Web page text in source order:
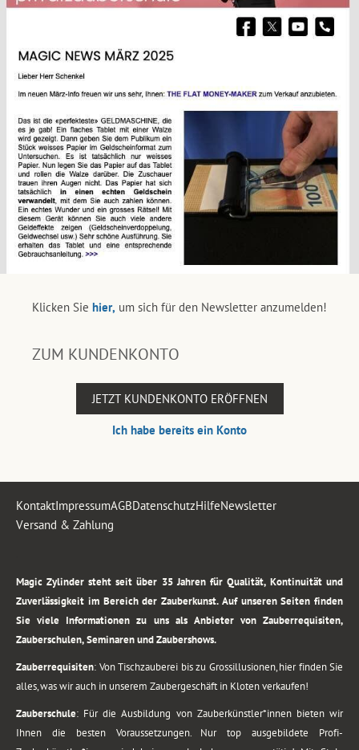
Klicken Sie hier, um sich für den Newsletter anzumelden!
ZUM KUNDENKONTO
JETZT KUNDENKONTO ERÖFFNEN
Ich habe bereits ein Konto
KontaktImpressumAGBDatenschutzHilfeNewsletter
Versand & Zahlung
Magic Zylinder steht seit über 35 Jahren für Qualität, Kontinuität und
Zuverlässigkeit im Bereich der Zauberkunst. Auf unseren Seiten finden
Sie viele Informationen zu uns als Anbieter von Zauberrequisiten,
Zauberschulen, Seminaren und Zaubershows.
Zauberrequisiten: Von Tischzauberei bis zu Grossillusionen, hier finden Sie
alles, was wir auch in unserem Zaubergeschäft in Kloten verkaufen!
Zauberschule: Für die Ausbildung von Zauberkünstler*innen bieten wir
Ihnen die besten Voraussetzungen. Nur top ausgebildete Profi-